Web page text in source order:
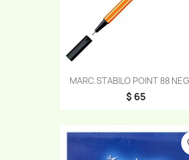
MARC.STABILO POINT 88
$ 65